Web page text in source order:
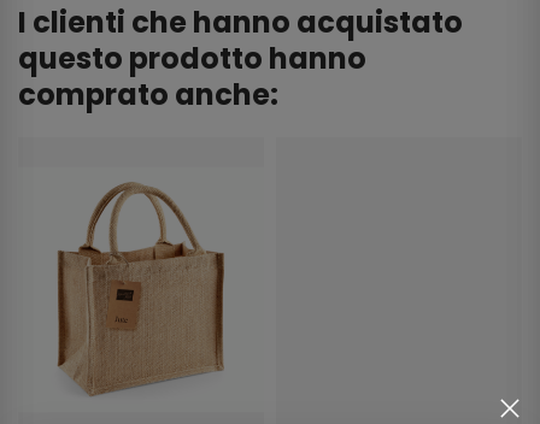
I clienti che hanno acquistato
questo prodotto hanno
comprato anche: